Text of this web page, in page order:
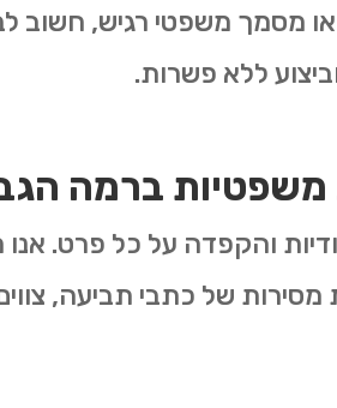
מסמך משפטי רגיש, חשוב
ללא פשרות.
ברמה
והקפדה על כל פרט. אנו
של כתבי תביעה,